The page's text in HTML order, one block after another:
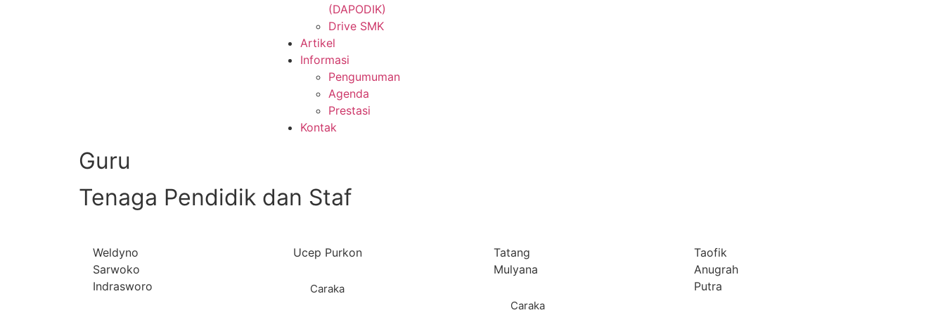
(DAPODIK)
Drive SMK
Artikel
Informasi
Pengumuman
Agenda
Prestasi
Kontak
Guru
Tenaga Pendidik dan Staf
Weldyno
Sarwoko
Indrasworo
Ucep Purkon
Caraka
Tatang
Mulyana
Caraka
Taofik
Anugrah
Putra